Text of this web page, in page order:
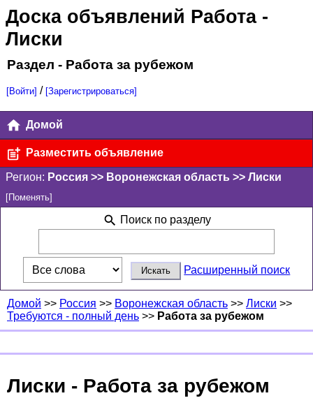
Доска объявлений Работа-
Лиски
Раздел - Работа за рубежом
[Войти] / [Зарегистрироваться]
Домой
Разместить объявление
Регион: Россия >> Воронежская область >> Лиски
[Поменять]
Поиск по разделу
Расширенный поиск
Домой >> Россия >> Воронежская область >> Лиски >>
Требуются - полный день >> Работа за рубежом
Лиски - Работа за рубежом